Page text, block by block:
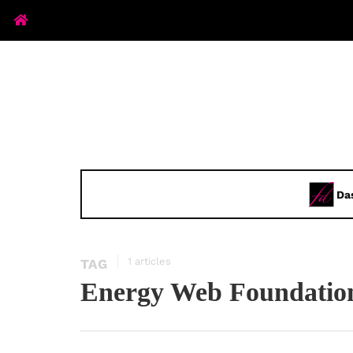
TAG 1 articles
Energy Web